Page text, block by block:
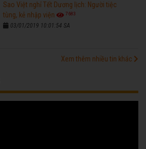
Sao Việt nghỉ Tết Dương lịch: Người tiệc
tùng, kẻ nhập viện
7683
03/01/2019 10:01:54 SA
Xem thêm nhiều tin khác